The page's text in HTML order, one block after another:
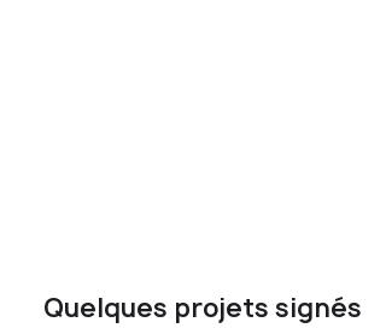
Quelques projets signés